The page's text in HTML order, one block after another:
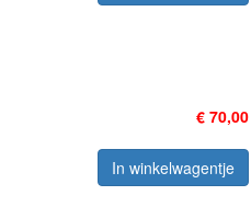
€ 70,00
In winkelwagentje